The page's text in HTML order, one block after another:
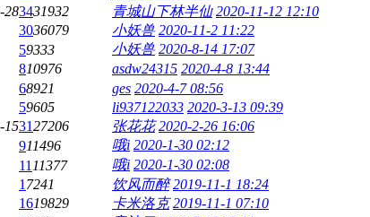
283431932 青城山下林半仙 2020-11-12 12:10
3036079 小妖兽 2020-11-2 11:22
59333 小妖兽 2020-8-14 17:07
810976 asdw24315 2020-4-8 13:44
68921 ges 2020-4-7 08:56
59605 li937122033 2020-3-13 09:39
153127206 张花花 2020-2-26 16:06
911496 哦i 2020-1-30 02:12
11 11377 哦i 2020-1-30 02:08
1 7241 饮风而醉 2019-11-1 18:24
1619829 卡米洛克 2019-11-1 07:10